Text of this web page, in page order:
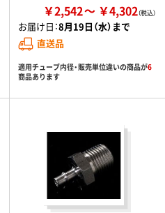
￥2,542 ￥4,302
お届け日：8月19日（水）まで
直送品
適用チューブ内径・販売単位違いの商品が6
商品あります